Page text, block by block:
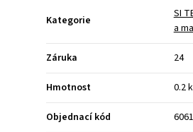
Kategorie
SI
a
Záruka 24
Hmotnost 0.2
Objednací kód